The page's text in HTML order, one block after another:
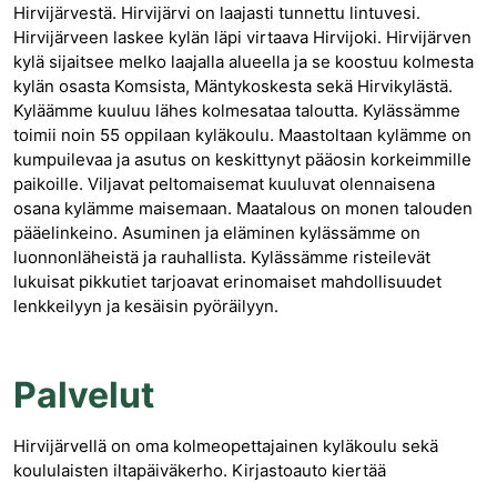
Hirvijärvestä. Hirvijärvi on laajasti tunnettu lintuvesi.
Hirvijärveen laskee kylän läpi virtaava Hirvijoki. Hirvijärven
kylä sijaitsee melko laajalla alueella ja se koostuu kolmesta
kylän osasta Komsista, Mäntykoskesta sekä Hirvikylästä.
Kyläämme kuuluu lähes kolmesataa taloutta. Kylässämme
toimii noin 55 oppilaan kyläkoulu. Maastoltaan kylämme on
kumpuilevaa ja asutus on keskittynyt pääosin korkeimmille
paikoille. Viljavat peltomaisemat kuuluvat olennaisena
osana kylämme maisemaan. Maatalous on monen talouden
pääelinkeino. Asuminen ja eläminen kylässämme on
luonnonläheistä ja rauhallista. Kylässämme risteilevät
lukuisat pikkutiet tarjoavat erinomaiset mahdollisuudet
lenkkeilyyn ja kesäisin pyöräilyyn.
Palvelut
Hirvijärvellä on oma kolmeopettajainen kyläkoulu sekä
koululaisten iltapäiväkerho. Kirjastoauto kiertää